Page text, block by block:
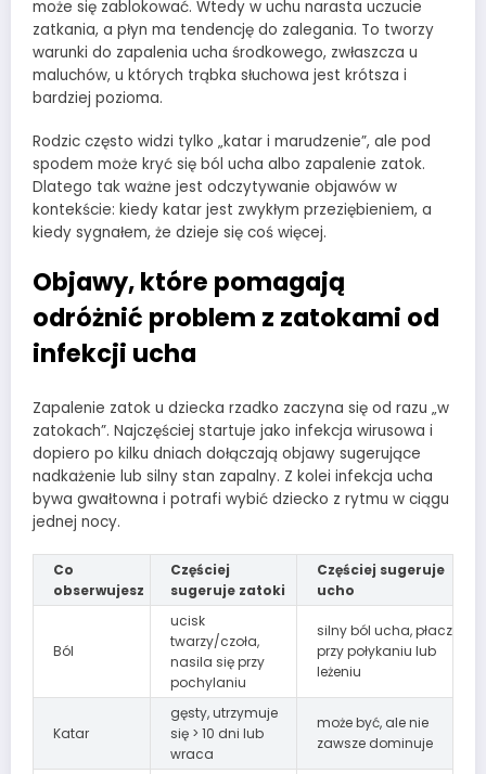
może się zablokować. Wtedy w uchu narasta uczucie
zatkania, a płyn ma tendencję do zalegania. To tworzy
warunki do zapalenia ucha środkowego, zwłaszcza u
maluchów, u których trąbka słuchowa jest krótsza i
bardziej pozioma.
Rodzic często widzi tylko „katar i marudzenie”, ale pod
spodem może kryć się ból ucha albo zapalenie zatok.
Dlatego tak ważne jest odczytywanie objawów w
kontekście: kiedy katar jest zwykłym przeziębieniem, a
kiedy sygnałem, że dzieje się coś więcej.
Objawy, które pomagają
odróżnić problem z zatokami od
infekcji ucha
Zapalenie zatok u dziecka rzadko zaczyna się od razu „w
zatokach”. Najczęściej startuje jako infekcja wirusowa i
dopiero po kilku dniach dołączają objawy sugerujące
nadkażenie lub silny stan zapalny. Z kolei infekcja ucha
bywa gwałtowna i potrafi wybić dziecko z rytmu w ciągu
jednej nocy.
Co
obserwujesz
Częściej
sugeruje zatoki
Częściej sugeruje
ucho
Ból
ucisk
twarzy/czoła,
nasila się przy
pochylaniu
silny ból ucha, płacz
przy połykaniu lub
leżeniu
Katar
gęsty, utrzymuje
się > 10 dni lub
wraca
może być, ale nie
zawsze dominuje